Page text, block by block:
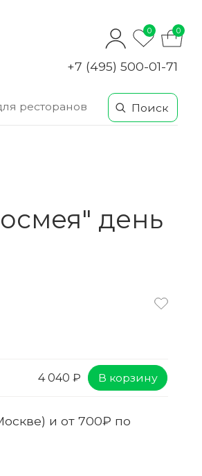
0 0
+7 (495) 500-01-71
ресторанов
день
4 040 ₽ В корзину
и от 700₽ по